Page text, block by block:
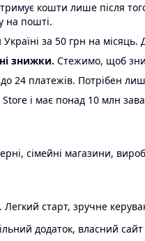
кошти лише після
на пошті.
за 50 грн на місяць.
знижки. Стежимо, щоб
до 24 платежів. Потрібен
і має понад 10 млн
сімейні магазини,
старт, зручне
додаток, власний сайт